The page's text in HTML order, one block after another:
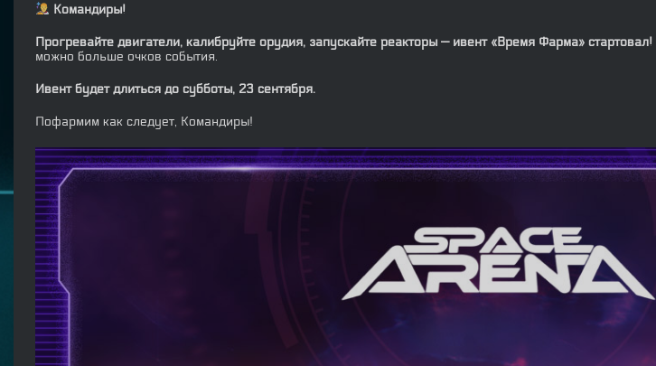
Командиры!
Прогревайте двигатели, калибруйте орудия, запускайте реакторы — ивент «Время Фарма» стартовал!
можно больше очков события.
Ивент будет длиться до субботы, 23 сентября.
Пофармим как следует, Командиры!